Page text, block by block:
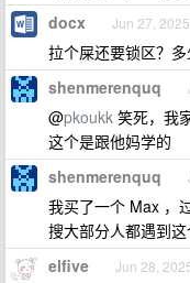
docx Jun 27,
拉个屎还要锁区？
shenmerenquq
@pkoukk 笑死，我
这个是跟他妈学的
shenmerenquq
我买了一个 Max ，
搜大部分人都遇到
elfive Jun 28,